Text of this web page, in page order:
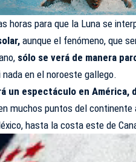
horas para que la Luna se
aunque el fenómeno, que
sólo se verá de manera
nada en el noroeste gallego.
un espectáculo en América,
muchos puntos del continente
hasta la costa este de